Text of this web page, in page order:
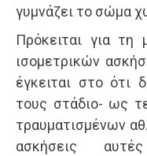
γυμνάζει το σώμα
Πρόκειται για τη
ισομετρικών
έγκειται στο ότι
τους στάδιο- ως
τραυματισμένων
ασκήσεις